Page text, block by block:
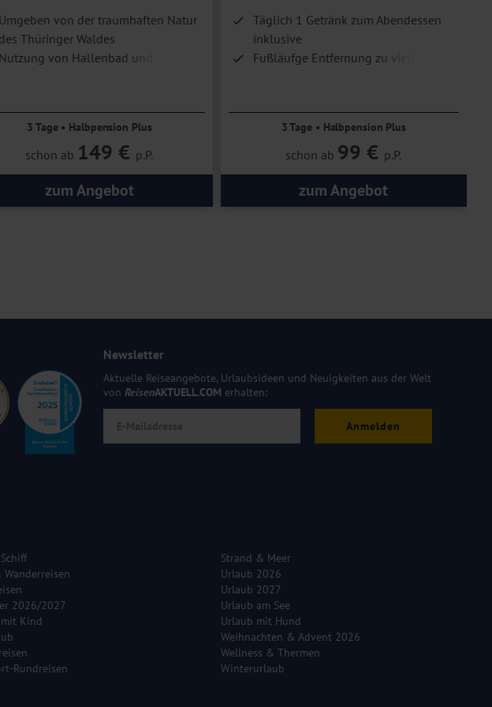
Umgeben von der traumhaften Natur
des Thüringer Waldes
Nutzung von Hallenbad und
3 Tage • Halbpension Plus
schon ab 149 € p.P.
zum Angebot
Täglich 1 Getränk zum Abendessen
inklusive
Fußläufge Entfernung zu vielen
3 Tage • Halbpension Plus
schon ab 99 € p.P.
zum Angebot
Newsletter
Aktuelle Reiseangebote, Urlaubsideen und Neuigkeiten aus der Welt
von ReisenAKTUELL.COM erhalten:
Anmelden
Wanderreisen
2026/2027
Kind
Rundreisen
Strand & Meer
Urlaub 2026
Urlaub 2027
Urlaub am See
Urlaub mit Hund
Weihnachten & Advent 2026
Wellness & Thermen
Winterurlaub